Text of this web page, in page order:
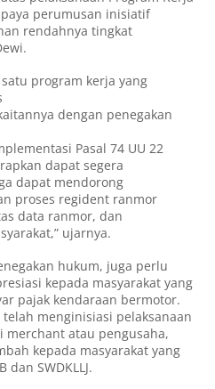
perumusan inisiatif
rendahnya tingkat
program kerja yang
dengan penegakan
Pasal 74 UU 22
dapat segera
dapat mendorong
proses regident ranmor
data ranmor, dan
ujarnya.
hukum, juga perlu
kepada masyarakat yang
pajak kendaraan bermotor.
menginisiasi pelaksanaan
merchant atau pengusaha,
kepada masyarakat yang
SWDKLLJ.